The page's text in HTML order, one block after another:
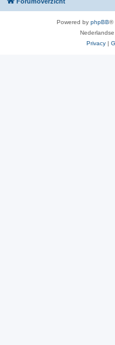
Powered by phpBB®
Privacy |